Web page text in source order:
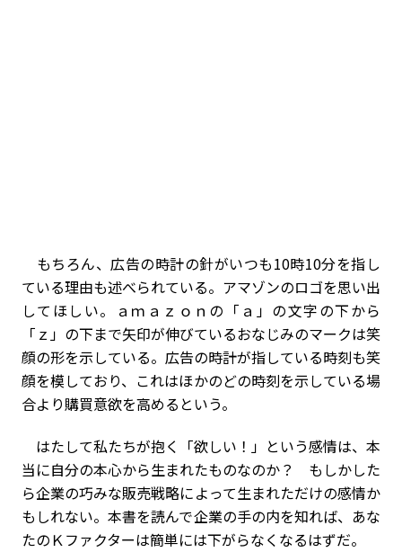
もちろん、広告の時計の針がいつも10時10分を指し
ている理由も述べられている。アマゾンのロゴを思い出
してほしい。ａｍａｚｏｎの「ａ」の文字の下から
「ｚ」の下まで矢印が伸びているおなじみのマークは笑
顔の形を示している。広告の時計が指している時刻も笑
顔を模しており、これはほかのどの時刻を示している場
合より購買意欲を高めるという。
はたして私たちが抱く「欲しい！」という感情は、本
当に自分の本心から生まれたものなのか？ もしかした
ら企業の巧みな販売戦略によって生まれただけの感情か
もしれない。本書を読んで企業の手の内を知れば、あな
たのＫファクターは簡単には下がらなくなるはずだ。